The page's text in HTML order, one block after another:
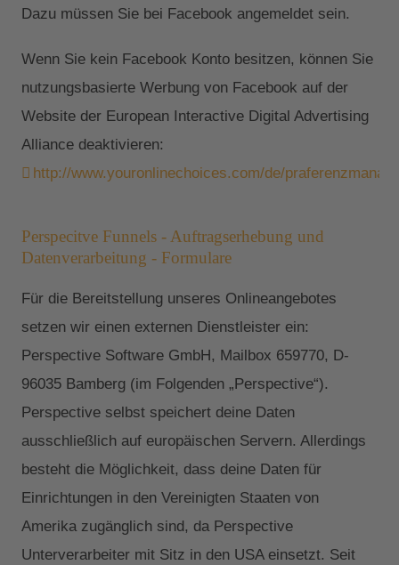
Dazu müssen Sie bei Facebook angemeldet sein.
Wenn Sie kein Facebook Konto besitzen, können Sie
nutzungsbasierte Werbung von Facebook auf der
Website der European Interactive Digital Advertising
Alliance deaktivieren:
http://www.youronlinechoices.com/de/
Perspecitve Funnels - Auftragserhebung und
Datenverarbeitung - Formulare
Für die Bereitstellung unseres Onlineangebotes
setzen wir einen externen Dienstleister ein:
Perspective Software GmbH, Mailbox 659770, D-
96035 Bamberg (im Folgenden „Perspective“).
Perspective selbst speichert deine Daten
ausschließlich auf europäischen Servern. Allerdings
besteht die Möglichkeit, dass deine Daten für
Einrichtungen in den Vereinigten Staaten von
Amerika zugänglich sind, da Perspective
Unterverarbeiter mit Sitz in den USA einsetzt. Seit